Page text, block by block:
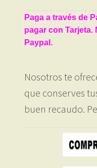
Paga a través de
pagar con Tarjeta.
Paypal.
Nosotros te
que conserves
buen recaudo.